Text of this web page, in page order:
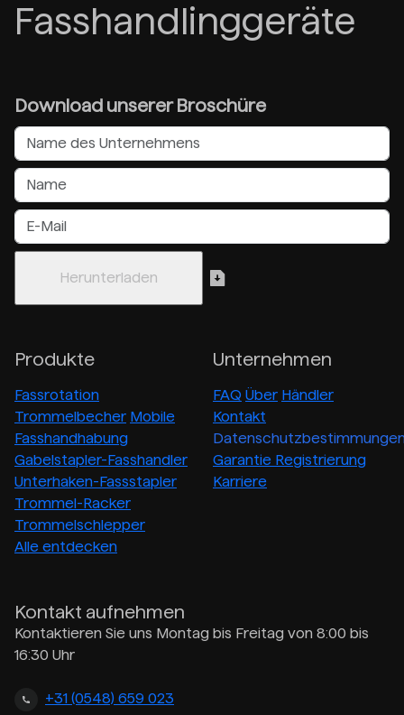
Fasshandlinggeräte
Download unserer Broschüre
Produkte
Fassrotation
Trommelbecher Mobile
Fasshandhabung
Gabelstapler-Fasshandler
Unterhaken-Fassstapler
Trommel-Racker
Trommelschlepper
Alle entdecken
Unternehmen
FAQ Über Händler
Kontakt
Garantie Registrierung
Karriere
Kontakt aufnehmen
Kontaktieren Sie uns Montag bis Freitag von 8:00 bis
16:30 Uhr
+31 (0548) 659 023